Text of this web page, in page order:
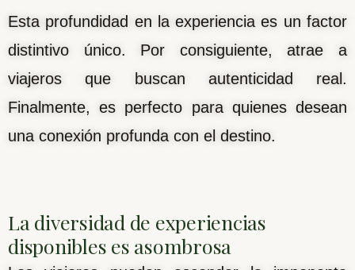
Esta profundidad en la experiencia es un factor
distintivo único. Por consiguiente, atrae a
viajeros que buscan autenticidad real.
Finalmente, es perfecto para quienes desean
una conexión profunda con el destino.
La diversidad de experiencias
disponibles es asombrosa